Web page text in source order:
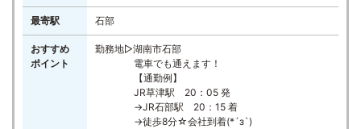
最寄駅 石部
おすすめ
ポイント
勤務地▷湖南市石部
電車でも通えます！
【通勤例】
JR草津駅 20：05 発
→JR石部駅 20：15 着
→徒歩8分☆会社到着(*´з`)